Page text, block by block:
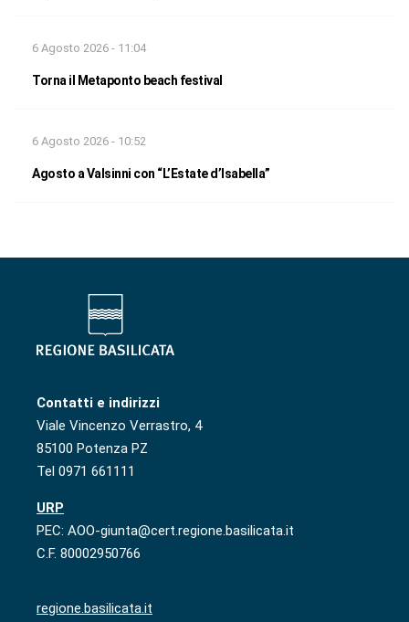
6 Agosto 2026 - 11:04
Torna il Metaponto beach festival
6 Agosto 2026 - 10:52
Agosto a Valsinni con “L’Estate d’Isabella”
Contatti e indirizzi
Viale Vincenzo Verrastro, 4
85100 Potenza PZ
Tel 0971 661111
URP
PEC: AOO-giunta@cert.regione.basilicata.it
C.F. 80002950766
regione.basilicata.it